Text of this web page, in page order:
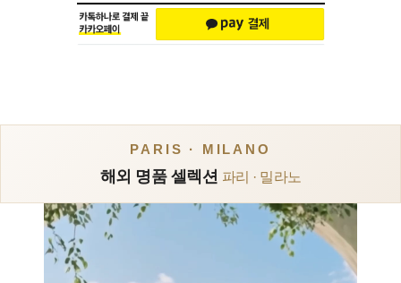
PARIS · MILANO
해외 명품 셀렉션 파리 · 밀라노